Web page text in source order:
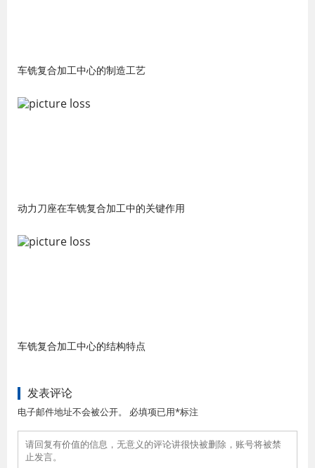
车铣复合加工中心的制造工艺
动力刀座在车铣复合加工中的关键作用
车铣复合加工中心的结构特点
发表评论
电子邮件地址不会被公开。 必填项已用*标注